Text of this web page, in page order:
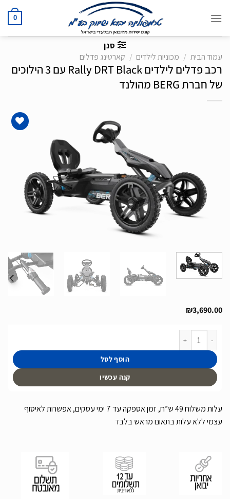
0
סנן
עמוד הבית
/ מכוניות לילדים / קארטינג פדלים
רכב פדלים לילדים Rally DRT Black עם 3 הילוכים
של חברת BERG מהולנד
המשאלות
₪3,690.00
כמות של רכב פדלים לילדים Rally DRT Black עם 3 הילוכים של חברת BERG מהולנד
הוסף לסל
קנה עכשיו
עלות משלוח 49 ש”ח, זמן אספקה עד 7 ימי עסקים, אפשרות לאיסוף
עצמי ללא עלות בתאום מראש בלבד